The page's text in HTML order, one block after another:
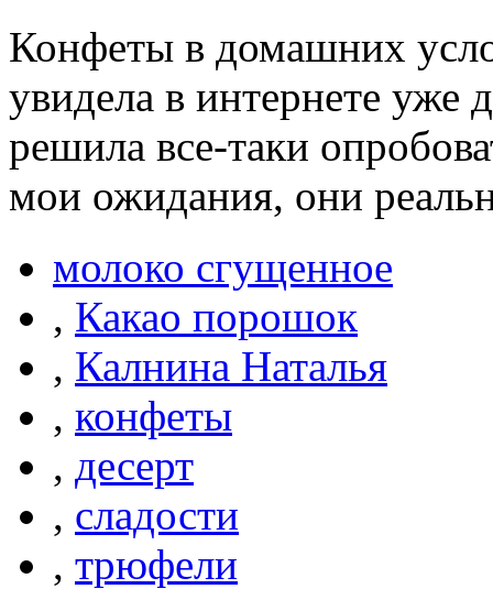
Конфеты в домашних
увидела в интернете уже
решила все-таки
мои ожидания, они
молоко сгущенное
, Какао порошок
, Калнина Наталья
, конфеты
, десерт
, сладости
, трюфели